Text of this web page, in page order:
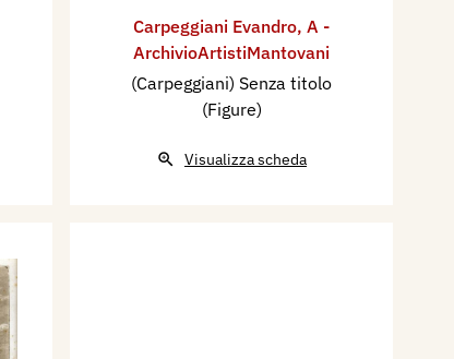
Carpeggiani Evandro, A -
ArchivioArtistiMantovani
(Carpeggiani) Senza titolo
(Figure)
Visualizza scheda